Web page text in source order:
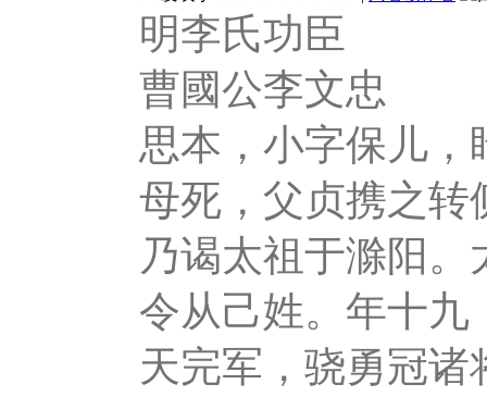
明李氏功臣
曹國公李文忠
思本，小字保儿，
母死，父贞携之转
乃谒太祖于滁阳
令从己姓。年十九
天完军，骁勇冠